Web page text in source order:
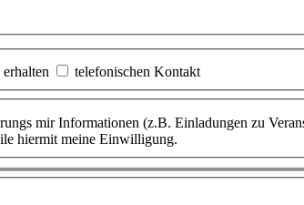
telefonischen Kontakt
mir Informationen (z.B. Einladungen zu
hiermit meine Einwilligung.